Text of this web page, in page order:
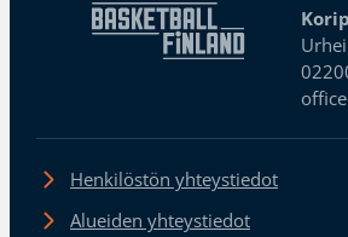
Henkilöstön yhteystiedot
Alueiden yhteystiedot